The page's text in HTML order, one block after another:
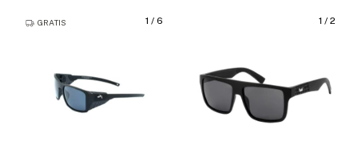
1 / 6
GRATIS 1 / 2